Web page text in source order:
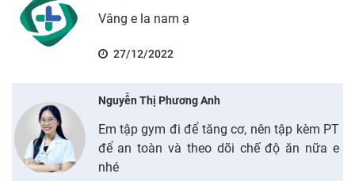
Vâng e la nam ạ
27/12/2022
Nguyễn Thị Phương Anh
Em tập gym đi để tăng cơ, nên tập kèm PT
để an toàn và theo dõi chế độ ăn nữa e
nhé